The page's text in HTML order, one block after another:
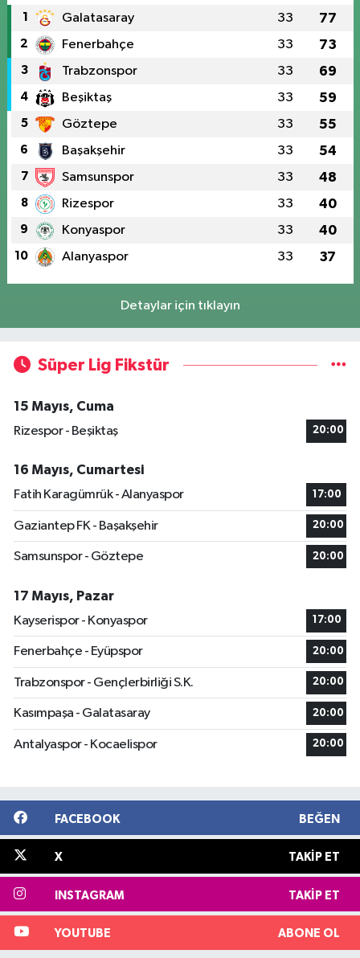
1 Galatasaray 33 77
2 Fenerbahçe 33 73
3 Trabzonspor 33 69
4 Beşiktaş 33 59
5 Göztepe 33 55
6 Başakşehir 33 54
7 Samsunspor 33 48
8 Rizespor 33 40
9 Konyaspor 33 40
10 Alanyaspor 33 37
Detaylar için tıklayın
Süper Lig Fikstür
15 Mayıs, Cuma
Rizespor - Beşiktaş
20:00
16 Mayıs, Cumartesi
Fatih Karagümrük - Alanyaspor
17:00
Gaziantep FK - Başakşehir 20:00
Samsunspor - Göztepe 20:00
17 Mayıs, Pazar
Kayserispor - Konyaspor
17:00
Fenerbahçe - Eyüpspor 20:00
Trabzonspor - Gençlerbirliği S.K. 20:00
Kasımpaşa - Galatasaray 20:00
Antalyaspor - Kocaelispor 20:00
FACEBOOK BEĞEN
X TAKIP ET
INSTAGRAM TAKIP ET
YOUTUBE ABONE OL